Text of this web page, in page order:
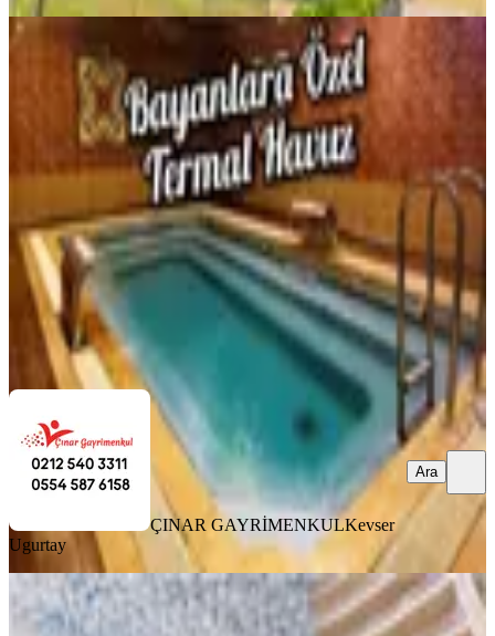
MANZARALI
Termal Vadi Etabında Frezya Blokta
Bahçe Katı 30 Haziran - 14 Temmuz
Yaz Tatili
Mudurnu, Ilıca Köyü
2+1·92 m²·1. Kat·10.09.2025
235.000 ₺
ÇINAR GAYRİMENKUL Kevser Ugurtay
ÇINAR GAYRİMENKULKevser
Ugurtay
Ara
MANZARALI
Termal Palas Etabında 1+1 Ön
Cepheli 14-28 Ocak Sömestre Tatili